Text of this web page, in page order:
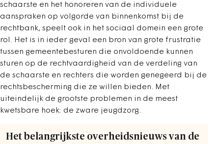
schaarste en het honoreren van de individuele
aanspraken op volgorde van binnenkomst bij de
rechtbank, speelt ook in het sociaal domein een grote
rol. Het is in ieder geval een bron van grote frustratie
tussen gemeentebesturen die onvoldoende kunnen
sturen op de rechtvaardigheid van de verdeling van
de schaarste en rechters die worden genegeerd bij de
rechtsbescherming die ze willen bieden. Met
uiteindelijk de grootste problemen in de meest
kwetsbare hoek: de zware jeugdzorg.
Het belangrijkste overheidsnieuws van de